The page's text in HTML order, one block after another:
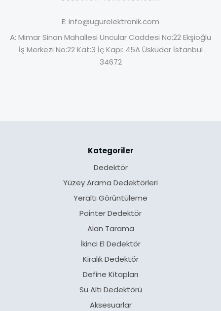
E: info@ugurelektronik.com
A: Mimar Sinan Mahallesi Uncular Caddesi No:22 Ekşioğlu
İş Merkezi No:22 Kat:3 İç Kapı: 45A Üsküdar İstanbul
34672
Kategoriler
Dedektör
Yüzey Arama Dedektörleri
Yeraltı Görüntüleme
Pointer Dedektör
Alan Tarama
İkinci El Dedektör
Kiralık Dedektör
Define Kitapları
Su Altı Dedektörü
Aksesuarlar